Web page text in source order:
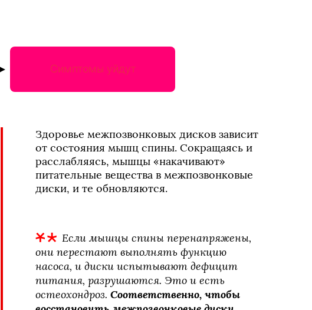
Симптомы уйдут
Здоровье межпозвонковых дисков зависит
от состояния мышц спины. Сокращаясь и
расслабляясь, мышцы «накачивают»
питательные вещества в межпозвонковые
диски, и те обновляются.
Если мышцы спины перенапряжены,
они перестают выполнять функцию
насоса, и диски испытывают дефицит
питания, разрушаются. Это и есть
остеохондроз. Соответственно, чтобы